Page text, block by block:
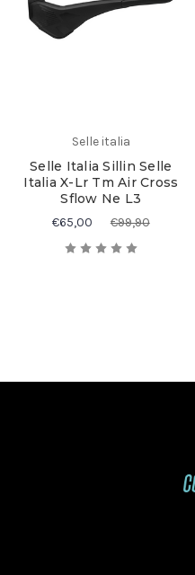
Selle italia
Selle Italia Sillin Selle
Italia X-Lr Tm Air Cross
Sflow Ne L3
€65,00 €99,90